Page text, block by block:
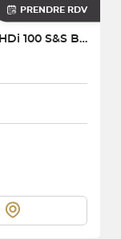
PRENDRE RDV
Berlingo Multispace BlueHDi 100 S&S BVM5